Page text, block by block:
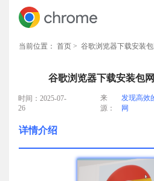
当前位置： 首页 > 谷歌浏览器下载安装
谷歌浏览器下载安装包
时间：2025-07-
26
来
源：
发现高效
网
详情介绍